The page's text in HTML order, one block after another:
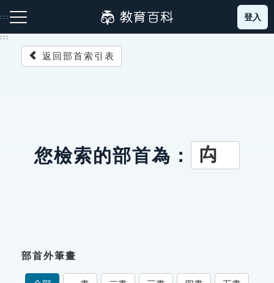
到
主
:::
成語故事
登入
:::
返回部首索引表
您檢索的部首為： 禸
部首外筆畫